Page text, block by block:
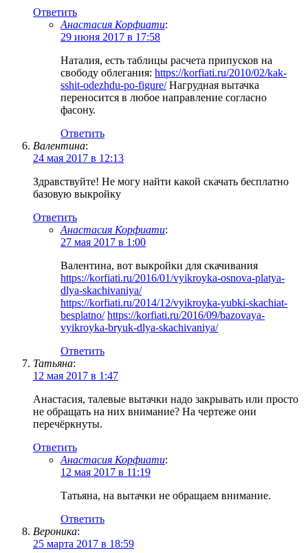
Ответить
Анастасия Корфиати:
29 июня 2017 в 17:58
Наталия, есть таблицы расчета припусков на
свободу облегания: https://korfiati.ru/2010/02/kak-
sshit-odezhdu-po-figure/Нагрудная вытачка
переносится в любое направление согласно
фасону.
Ответить
Валентина:
24 мая 2017 в 12:13
Здравствуйте! Не могу найти какой скачать бесплатно
базовую выкройку
Ответить
Анастасия Корфиати:
27 мая 2017 в 1:00
Валентина, вот выкройки для скачивания
https://korfiati.ru/2016/01/vyikroyka-osnova-platya-
dlya-skachivaniya/
https://korfiati.ru/2014/12/vyikroyka-yubki-skachiat-
besplatno/ https://korfiati.ru/2016/09/bazovaya-
vyikroyka-bryuk-dlya-skachivaniya/
Ответить
Татьяна:
12 мая 2017 в 1:47
Анастасия, талевые вытачки надо закрывать или просто
не обращать на них внимание? На чертеже они
перечёркнуты.
Ответить
Анастасия Корфиати:
12 мая 2017 в 11:19
Татьяна, на вытачки не обращаем внимание.
Ответить
Вероника:
25 марта 2017 в 18:59